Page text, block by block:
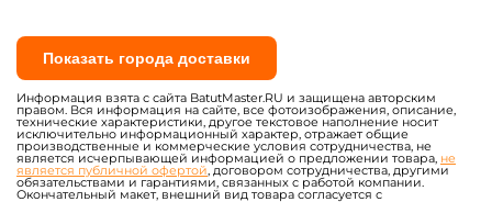
Показать города доставки
Информация взята с сайта BatutMaster.RU и защищена авторским
правом. Вся информация на сайте, все фотоизображения, описание,
технические характеристики, другое текстовое наполнение носит
исключительно информационный характер, отражает общие
производственные и коммерческие условия сотрудничества, не
является исчерпывающей информацией о предложении товара, не
является публичной офертой, договором сотрудничества, другими
обязательствами и гарантиями, связанных с работой компании.
Окончательный макет, внешний вид товара согласуется с